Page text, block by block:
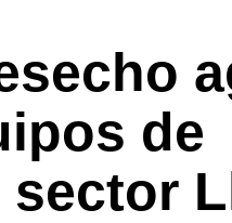
de
sector